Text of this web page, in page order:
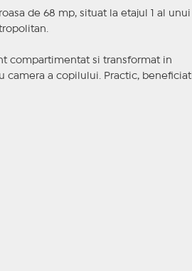
de 68 mp, situat la etajul 1 al unui
compartimentat si transformat in
a copilului. Practic, beneficiati